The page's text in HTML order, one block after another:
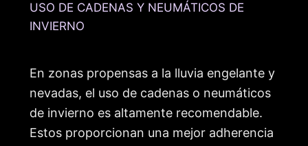
USO DE CADENAS Y NEUMÁTICOS DE
INVIERNO
En zonas propensas a la lluvia engelante y
nevadas, el uso de cadenas o neumáticos
de invierno es altamente recomendable.
Estos proporcionan una mejor adherencia